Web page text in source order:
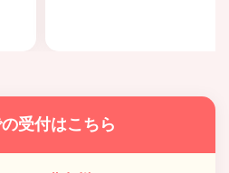
受付はこちら